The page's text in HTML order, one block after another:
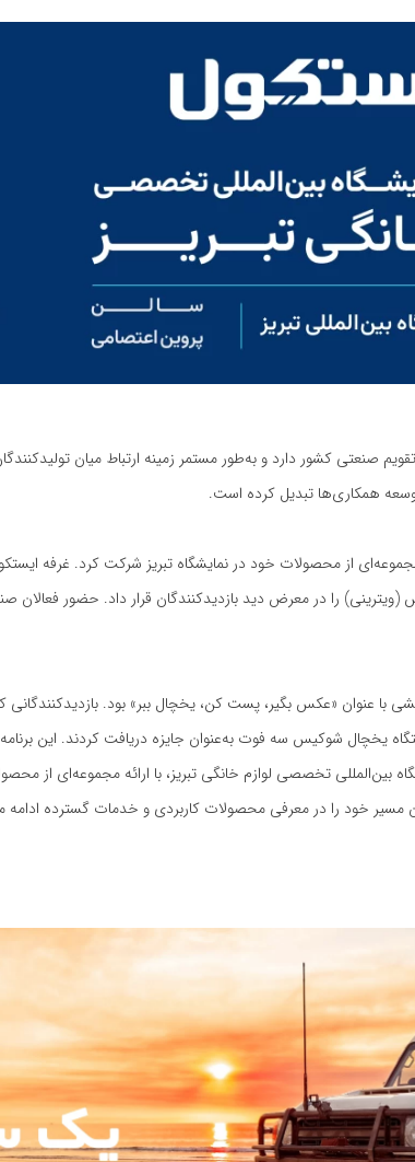
تقویم صنعتی کشور دارد و به‌طور مستمر زمینه ارتباط میان
توسعه همکاری‌ها تبدیل کرده است.
مجموعه‌ای از محصولات خود در نمایشگاه تبریز شرکت کرد. غرفه
را در معرض دید بازدیدکنندگان قرار داد. حضور فعالان
با عنوان «عکس بگیر، پست کن، یخچال ببر» بود.
یخچال شوکیس سه فوت به‌عنوان جایزه دریافت کردند. این
بین‌المللی تخصصی لوازم خانگی تبریز، با ارائه مجموعه‌ای از
خود را در معرفی محصولات کاربردی و خدمات گسترده